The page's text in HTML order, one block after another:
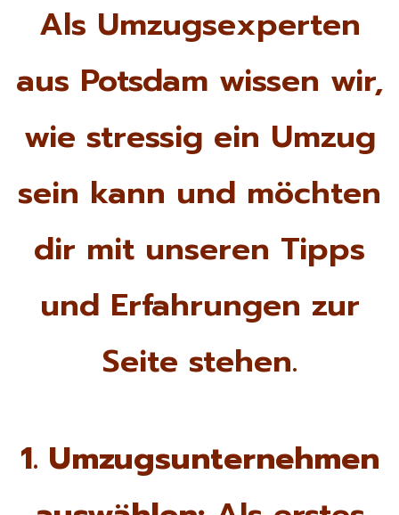
Als Umzugsexperten
aus Potsdam wissen wir,
wie stressig ein Umzug
sein kann und möchten
dir mit unseren Tipps
und Erfahrungen zur
Seite stehen.
1. Umzugsunternehmen